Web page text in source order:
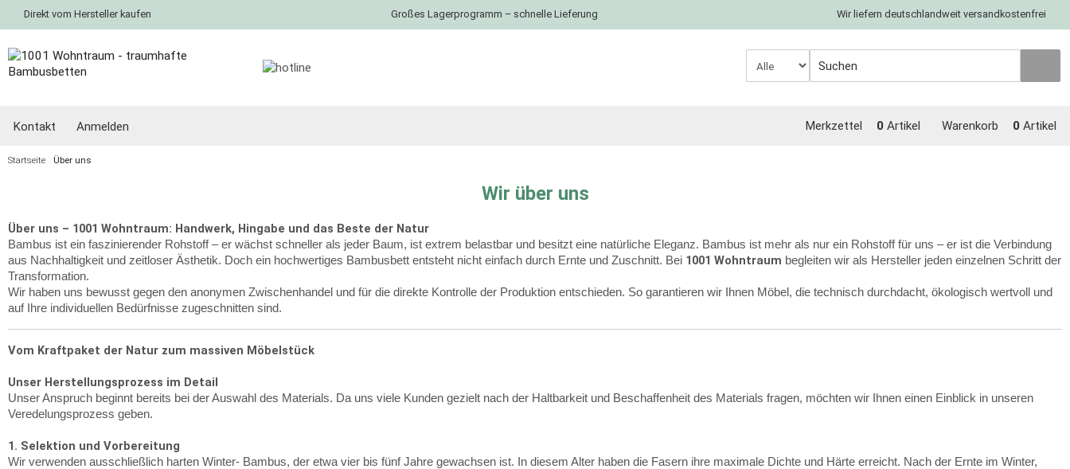
Direkt vom Hersteller kaufen Großes Lagerprogramm – schnelle Lieferung Wir liefern deutschlandweit versandkostenfrei
Kontakt Anmelden Warenkorb 0 Artikel
Merkzettel 0 Artikel
Startseite Über uns
Wir über uns
Über uns – 1001 Wohntraum: Handwerk, Hingabe und das Beste der Natur
Bambus ist ein faszinierender Rohstoff – er wächst schneller als jeder Baum, ist extrem belastbar und besitzt eine natürliche Eleganz. Bambus ist mehr als nur ein Rohstoff für uns – er ist die Verbindung
aus Nachhaltigkeit und zeitloser Ästhetik. Doch ein hochwertiges Bambusbett entsteht nicht einfach durch Ernte und Zuschnitt. Bei 1001 Wohntraum begleiten wir als Hersteller jeden einzelnen Schritt der
Transformation.
Wir haben uns bewusst gegen den anonymen Zwischenhandel und für die direkte Kontrolle der Produktion entschieden. So garantieren wir Ihnen Möbel, die technisch durchdacht, ökologisch wertvoll und
auf Ihre individuellen Bedürfnisse zugeschnitten sind.
Vom Kraftpaket der Natur zum massiven Möbelstück
Unser Herstellungsprozess im Detail
Unser Anspruch beginnt bereits bei der Auswahl des Materials. Da uns viele Kunden gezielt nach der Haltbarkeit und Beschaffenheit des Materials fragen, möchten wir Ihnen einen Einblick in unseren
Veredelungsprozess geben.
1. Selektion und Vorbereitung
Wir verwenden ausschließlich harten Winter- Bambus, der etwa vier bis fünf Jahre gewachsen ist. In diesem Alter haben die Fasern ihre maximale Dichte und Härte erreicht. Nach der Ernte im Winter,